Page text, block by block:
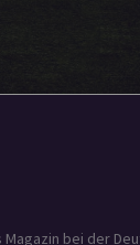
bei der